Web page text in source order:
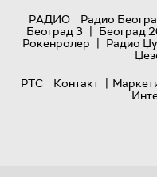
РАДИО
Радио
Београд 3 | Београд
Рокенролер | Радио
РТС
Контакт |